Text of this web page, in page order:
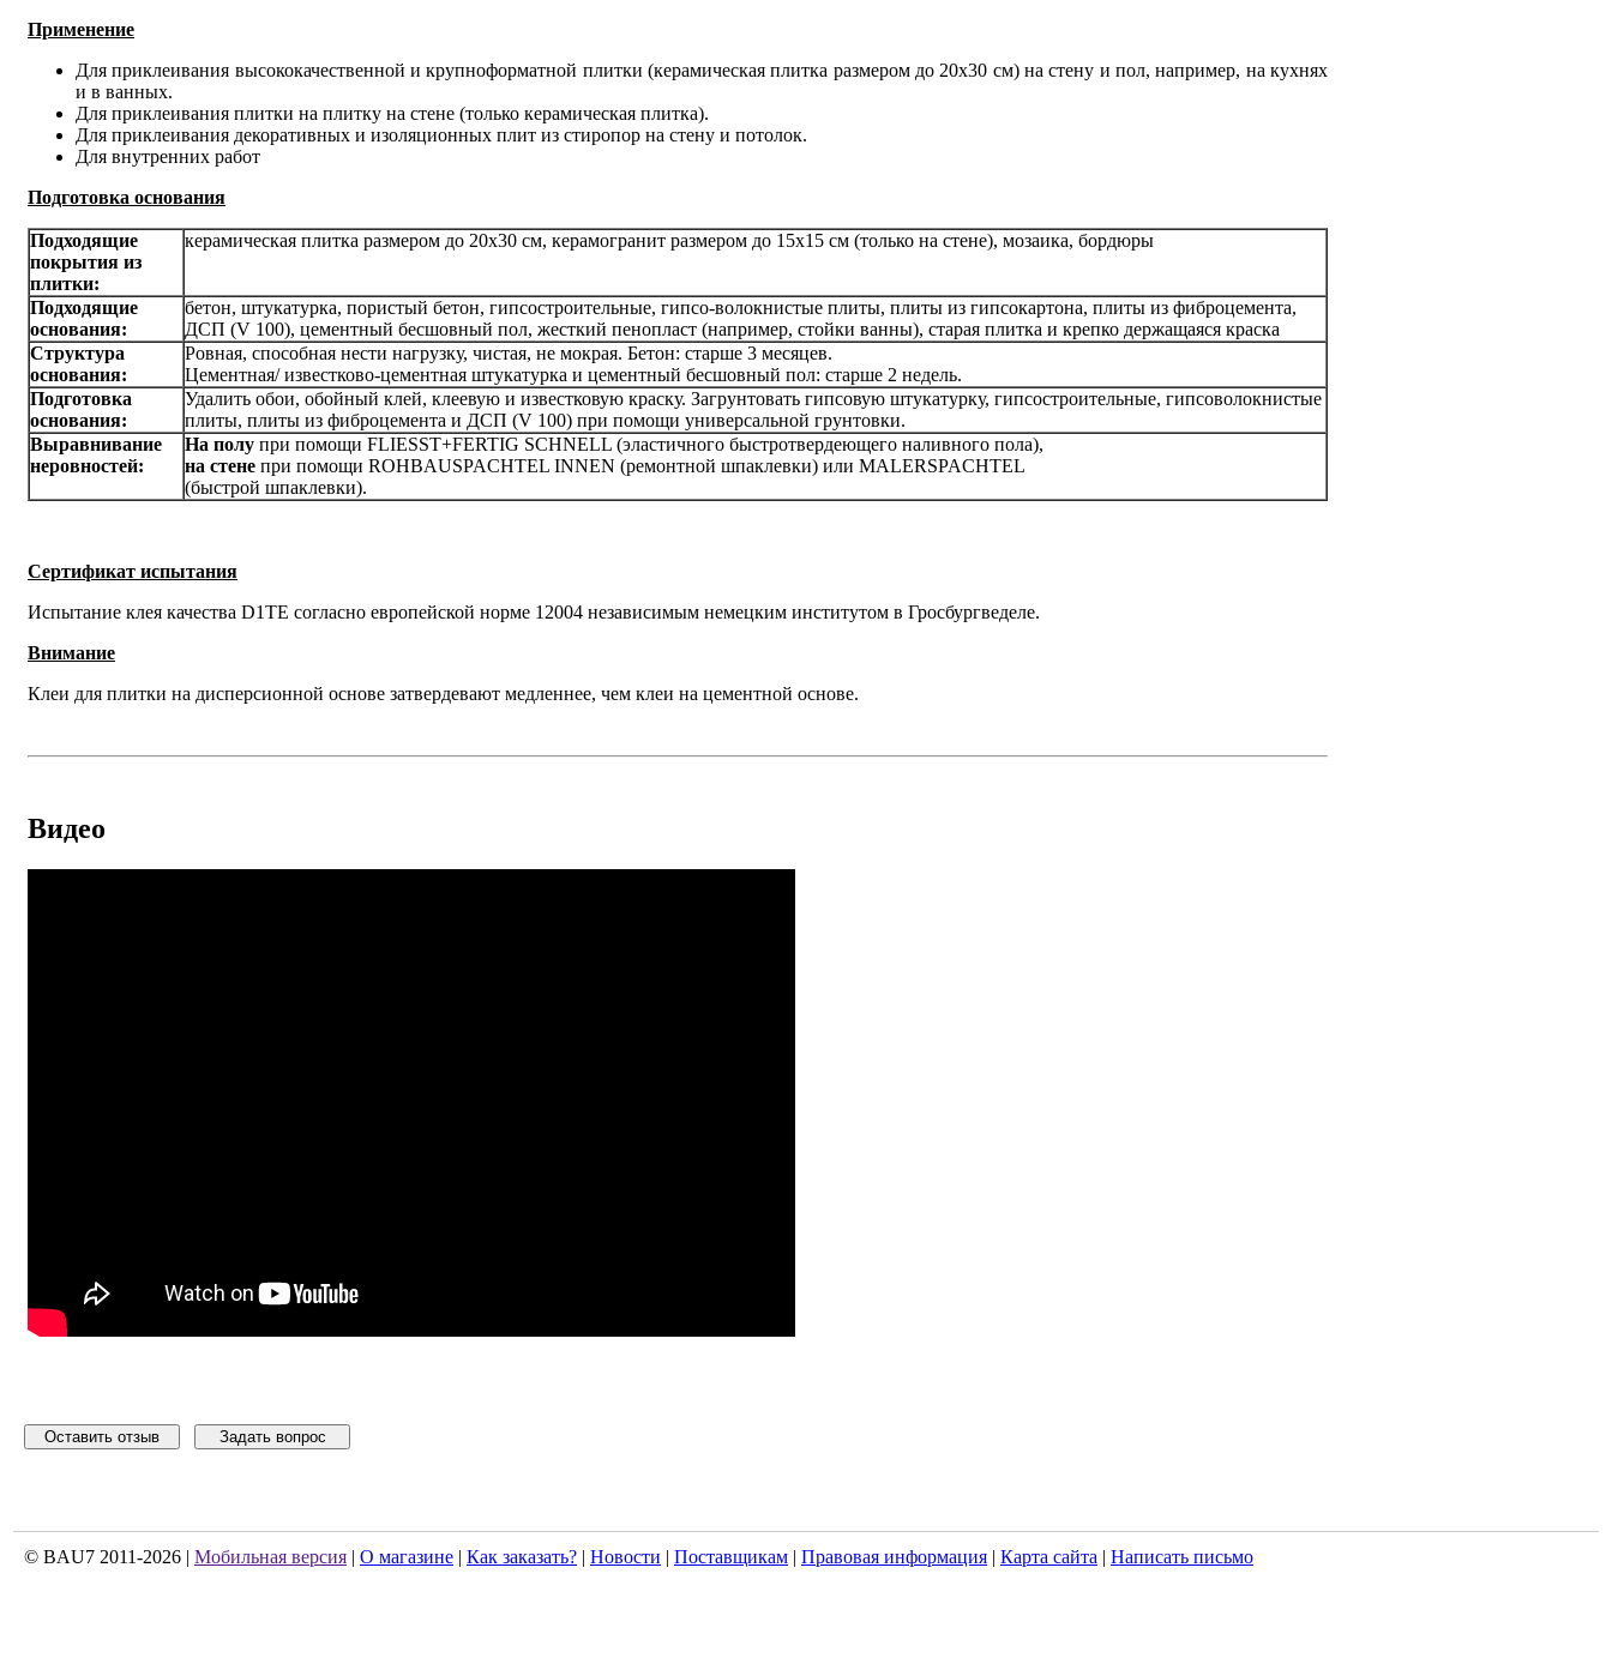
Применение
Для приклеивания высококачественной и крупноформатной плитки (керамическая плитка размером до 20x30 см) на стену и пол, например, на кухнях
и в ванных.
Для приклеивания плитки на плитку на стене (только керамическая плитка).
Для приклеивания декоративных и изоляционных плит из стиропор на стену и потолок.
Для внутренних работ
Подготовка основания
Подходящие
покрытия из
плитки:
керамическая плитка размером до 20x30 см, керамогранит размером до 15x15 см (только на стене), мозаика, бордюры
Подходящие
основания:
бетон, штукатурка, пористый бетон, гипсостроительные, гипсо-волокнистые плиты, плиты из гипсокартона, плиты из фиброцемента,
ДСП (V 100), цементный бесшовный пол, жесткий пенопласт (например, стойки ванны), старая плитка и крепко держащаяся краска
Структура
основания:
Ровная, способная нести нагрузку, чистая, не мокрая. Бетон: старше 3 месяцев.
Цементная/ известково-цементная штукатурка и цементный бесшовный пол: старше 2 недель.
Подготовка
основания:
Удалить обои, обойный клей, клеевую и известковую краску. Загрунтовать гипсовую штукатурку, гипсостроительные, гипсоволокнистые
плиты, плиты из фиброцемента и ДСП (V 100) при помощи универсальной грунтовки.
Выравнивание
неровностей:
На полу при помощи FLIESST+FERTIG SCHNELL (эластичного быстротвердеющего наливного пола),
на стене при помощи ROHBAUSPACHTEL INNEN (ремонтной шпаклевки) или MALERSPACHTEL
(быстрой шпаклевки).
Сертификат испытания
Испытание клея качества D1TE согласно европейской норме 12004 независимым немецким институтом в Гросбургведеле.
Внимание
Клеи для плитки на дисперсионной основе затвердевают медленнее, чем клеи на цементной основе.
Видео
Оставить отзыв Задать вопрос
© BAU7 2011-2026 | Мобильная версия | О магазине | Как заказать? | Новости | Поставщикам | Правовая информация | Карта сайта | Написать письмо